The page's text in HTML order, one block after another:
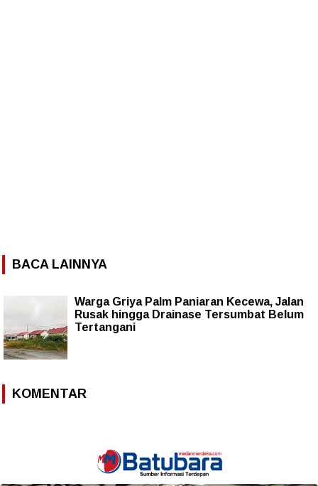
BACA LAINNYA
Warga Griya Palm Paniaran Kecewa, Jalan
Rusak hingga Drainase Tersumbat Belum
Tertangani
KOMENTAR